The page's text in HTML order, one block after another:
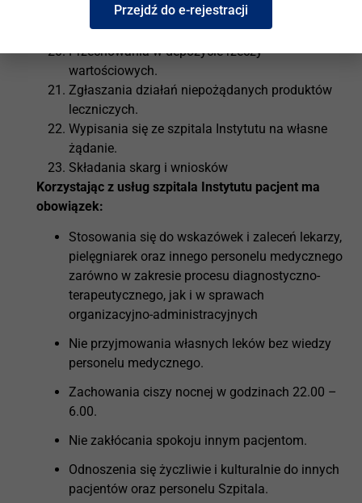
korespondencyjnego z osobami z zewnątrz.
Opieki duszpasterskiej.
Przechowania w depozycie rzeczy
wartościowych.
Zgłaszania działań niepożądanych produktów
leczniczych.
Wypisania się ze szpitala Instytutu na własne
żądanie.
Składania skarg i wniosków
Korzystając z usług szpitala Instytutu pacjent ma
obowiązek:
Stosowania się do wskazówek i zaleceń lekarzy,
pielęgniarek oraz innego personelu medycznego
zarówno w zakresie procesu diagnostyczno-
terapeutycznego, jak i w sprawach
organizacyjno-administracyjnych
Nie przyjmowania własnych leków bez wiedzy
personelu medycznego.
Zachowania ciszy nocnej w godzinach 22.00 –
6.00.
Nie zakłócania spokoju innym pacjentom.
Odnoszenia się życzliwie i kulturalnie do innych
pacjentów oraz personelu Szpitala.
Przejdź do e-rejestracji